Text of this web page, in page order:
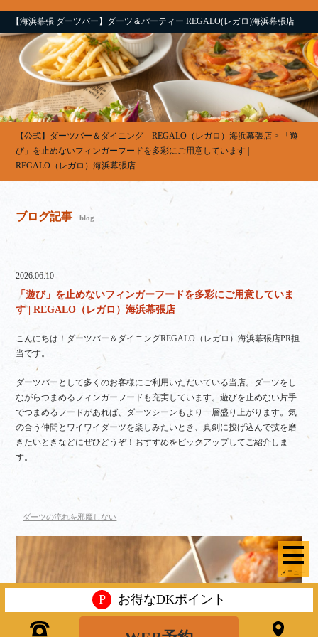
【海浜幕張 ダーツバー】ダーツ＆パーティー REGALO(レガロ)海浜幕張店
メニュー
【公式】ダーツバー＆ダイニング REGALO（レガロ）海浜幕張店 >
「遊
び」を止めないフィンガーフードを多彩にご用意しています |
REGALO（レガロ）海浜幕張店
ブログ記事 blog
2026.06.10
「遊び」を止めないフィンガーフードを多彩にご用意していま
す | REGALO（レガロ）海浜幕張店
こんにちは！ダーツバー＆ダイニングREGALO（レガロ）海浜幕張店PR担
当です。
ダーツバーとして多くのお客様にご利用いただいている当店。ダーツをし
ながらつまめるフィンガーフードも充実しています。遊びを止めない片手
でつまめるフードがあれば、ダーツシーンもより一層盛り上がります。気
の合う仲間とワイワイダーツを楽しみたいとき、真剣に投げ込んで技を磨
きたいときなどにぜひどうぞ！おすすめをピックアップしてご紹介しま
す。
ダーツの流れを邪魔しない
P お得なDKポイント